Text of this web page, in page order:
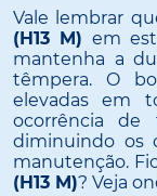
Vale lembrar
(H13 M) em
mantenha a
têmpera. O
elevadas em
ocorrência de
diminuindo os
manutenção.
(H13 M)? Veja